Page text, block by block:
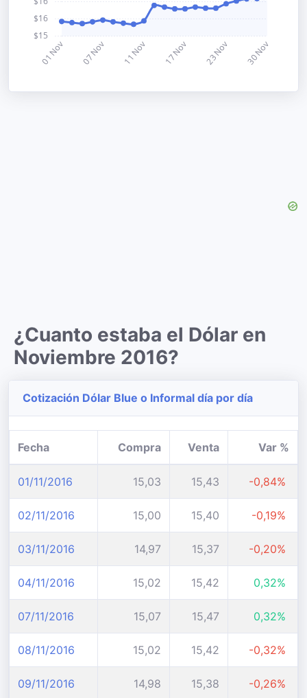
¿Cuanto estaba el Dólar en
Noviembre 2016?
Cotización Dólar Blue o Informal día por día
Fecha Compra Venta Var %
01/11/2016 15,03 15,43 -0,84%
02/11/2016 15,00 15,40 -0,19%
03/11/2016 14,97 15,37 -0,20%
04/11/2016 15,02 15,42 0,32%
07/11/2016 15,07 15,47 0,32%
08/11/2016 15,02 15,42 -0,32%
09/11/2016 14,98 15,38 -0,26%